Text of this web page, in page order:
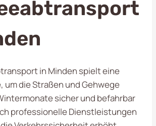
in Minden spielt eine
um die Straßen und Gehwege
sicher und befahrbar
professionelle Dienstleistungen